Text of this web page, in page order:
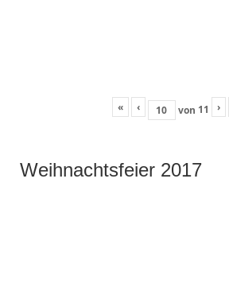
« ‹ von 11 ›
Weihnachtsfeier 2017